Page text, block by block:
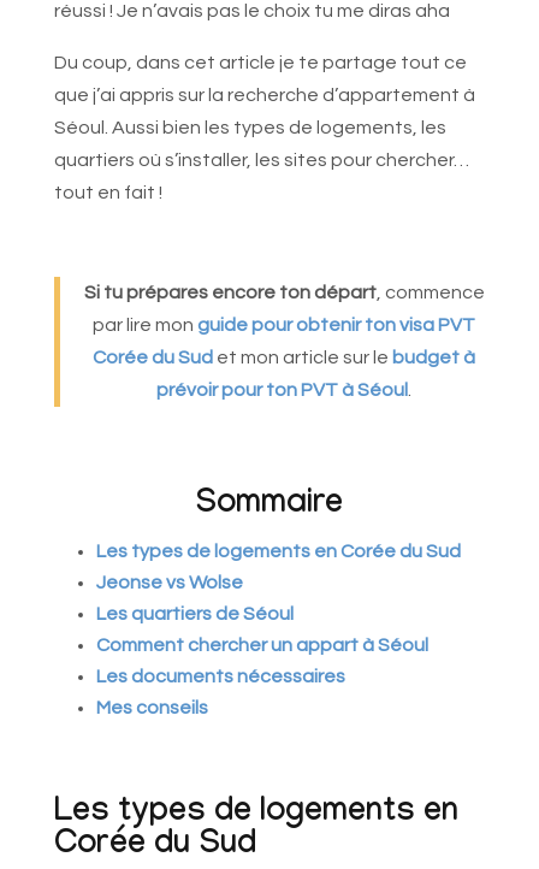
réussi ! Je n’avais pas le choix tu me diras aha
Du coup, dans cet article je te partage tout ce
que j’ai appris sur la recherche d’appartement à
Séoul. Aussi bien les types de logements, les
quartiers où s’installer, les sites pour chercher…
tout en fait !
Si tu prépares encore ton départ, commence
par lire monguide pour obtenir ton visa PVT
Corée du Sud et mon article sur le budget à
prévoir pour ton PVT à Séoul
Sommaire
Les types de logements en Corée du Sud
Jeonse vs Wolse
Les quartiers de Séoul
Comment chercher un appart à Séoul
Les documents nécessaires
Mes conseils
Les types de logements en
Corée du Sud